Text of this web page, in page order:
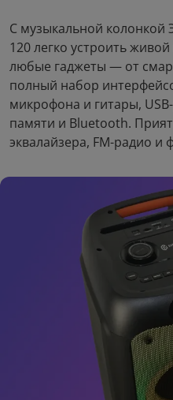
С музыкальной
120 легко устроить
любые гаджеты — от
полный набор
микрофона и гитары,
памяти и Bluetooth.
эквалайзера, FM-радио и